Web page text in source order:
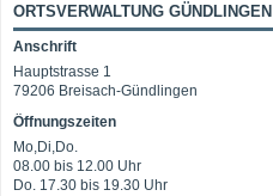
ORTSVERWALTUNG GÜNDLINGEN
Anschrift
Hauptstrasse 1
79206 Breisach-Gündlingen
Öffnungszeiten
Mo,Di,Do.
08.00 bis 12.00 Uhr
Do. 17.30 bis 19.30 Uhr